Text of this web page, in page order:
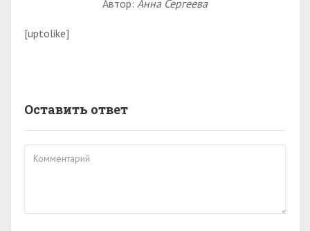
Автор: Анна Сергеева
[uptolike]
Оставить ответ